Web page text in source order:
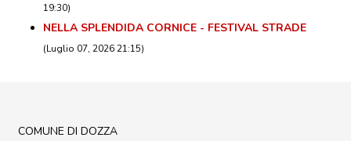
19:30)
NELLA SPLENDIDA CORNICE - FESTIVAL STRADE
(Luglio 07, 2026 21:15)
COMUNE DI DOZZA